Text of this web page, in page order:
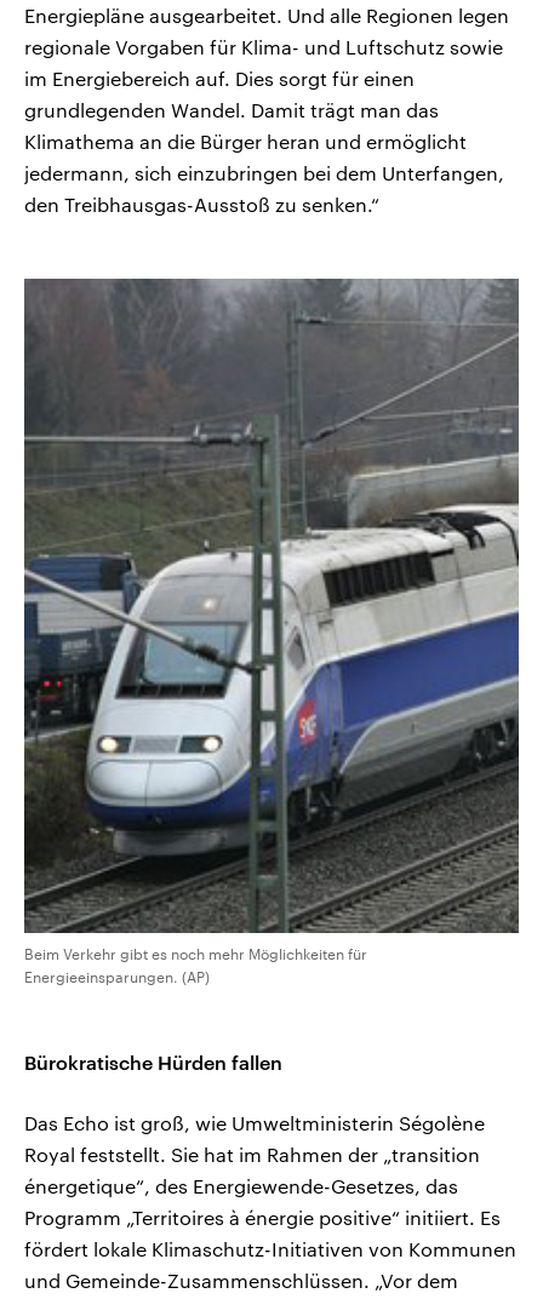
Energiepläne ausgearbeitet. Und alle Regionen legen
regionale Vorgaben für Klima- und Luftschutz sowie
im Energiebereich auf. Dies sorgt für einen
grundlegenden Wandel. Damit trägt man das
Klimathema an die Bürger heran und ermöglicht
jedermann, sich einzubringen bei dem Unterfangen,
den Treibhausgas-Ausstoß zu senken.“
Beim Verkehr gibt es noch mehr Möglichkeiten für
Energieeinsparungen. (AP)
Bürokratische Hürden fallen
Das Echo ist groß, wie Umweltministerin Ségolène
Royal feststellt. Sie hat im Rahmen der „transition
énergetique“, des Energiewende-Gesetzes, das
Programm „Territoires à énergie positive“ initiiert. Es
fördert lokale Klimaschutz-Initiativen von Kommunen
und Gemeinde-Zusammenschlüssen. „Vor dem